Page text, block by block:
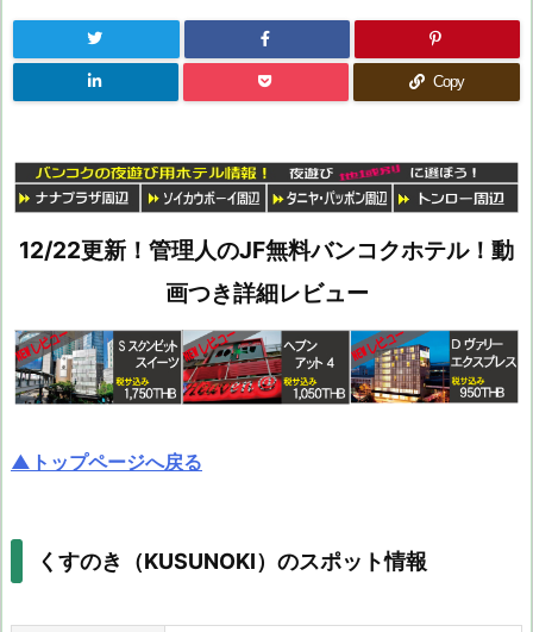
Copy
12/22更新！管理人のJF無料バンコクホテル！動
画つき詳細レビュー
▲トップページへ戻る
くすのき（KUSUNOKI）のスポット情報